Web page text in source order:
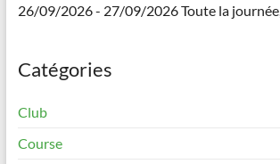
26/09/2026 - 27/09/2026 Toute la journée,
Catégories
Club
Course